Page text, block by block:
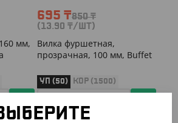
мм,
695 ₸850₸
(13.90 ₸/ШТ)
Вилка фуршетная,
прозрачная, 100 мм, Buffet
УП (50) КОР (1500)